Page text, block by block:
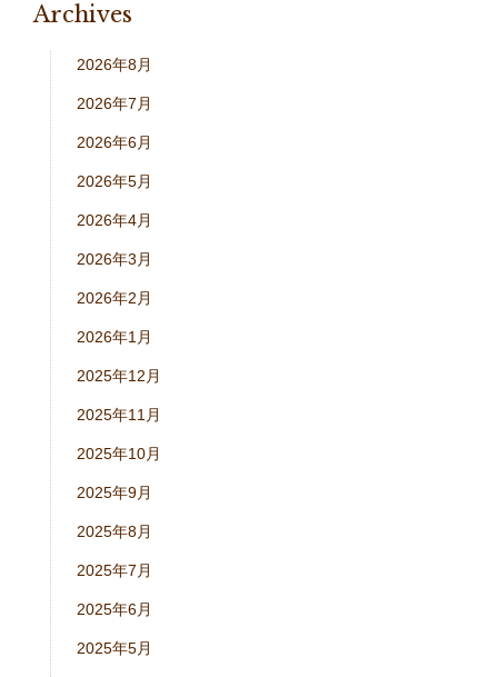
Archives
2026年8月
2026年7月
2026年6月
2026年5月
2026年4月
2026年3月
2026年2月
2026年1月
2025年12月
2025年11月
2025年10月
2025年9月
2025年8月
2025年7月
2025年6月
2025年5月